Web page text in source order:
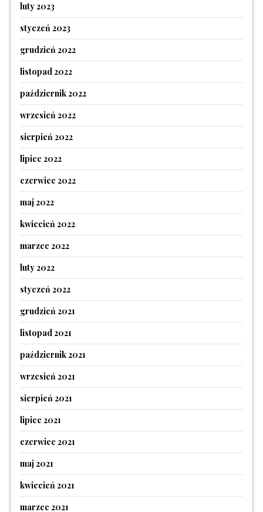
luty 2023
styczeń 2023
grudzień 2022
listopad 2022
październik 2022
wrzesień 2022
sierpień 2022
lipiec 2022
czerwiec 2022
maj 2022
kwiecień 2022
marzec 2022
luty 2022
styczeń 2022
grudzień 2021
listopad 2021
październik 2021
wrzesień 2021
sierpień 2021
lipiec 2021
czerwiec 2021
maj 2021
kwiecień 2021
marzec 2021